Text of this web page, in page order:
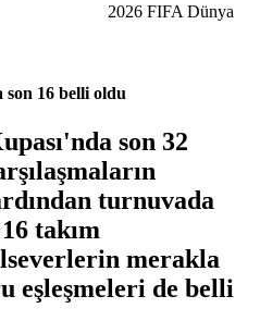
2026 FIFA Dünya
son 16 belli oldu
son 32
turnuvada
takım
merakla
eşleşmeleri de belli